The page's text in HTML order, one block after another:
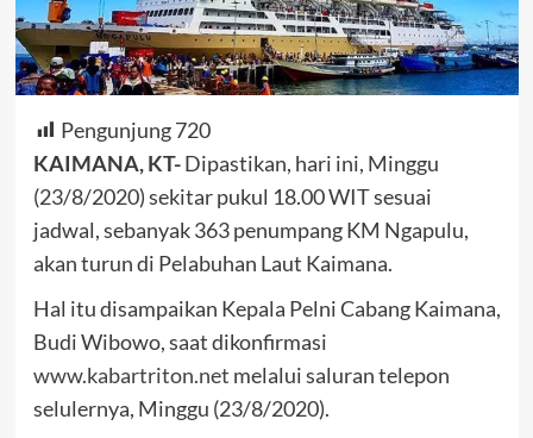
Pengunjung 720
KAIMANA, KT-Dipastikan, hari ini, Minggu
(23/8/2020) sekitar pukul 18.00 WIT sesuai
jadwal, sebanyak 363 penumpang KM Ngapulu,
akan turun di Pelabuhan Laut Kaimana.
Hal itu disampaikan Kepala Pelni Cabang Kaimana,
Budi Wibowo, saat dikonfirmasi
www.kabartriton.net melalui saluran telepon
selulernya, Minggu (23/8/2020).